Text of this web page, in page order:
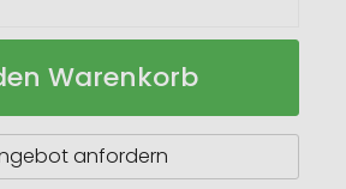
Warenkorb
anfordern